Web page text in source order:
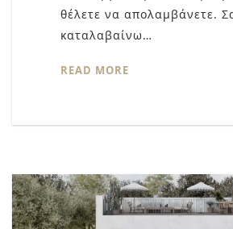
θέλετε να απολαμβάνετε.
καταλαβαίνω…
READ MORE